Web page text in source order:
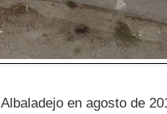
en agosto de